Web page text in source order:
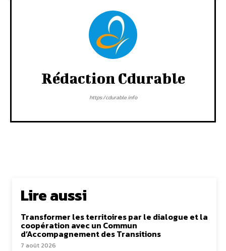
Rédaction Cdurable
https:/cdurable.info
Lire aussi
Transformer les territoires par le dialogue et la
coopération avec un Commun
d’Accompagnement des Transitions
7 août 2026